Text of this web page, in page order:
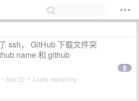
ssh， GitHub 下载文件突
name 和 github
• Mar 22 • Lastly replied by
5